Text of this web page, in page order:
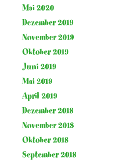
Mai 2020
Dezember 2019
November 2019
Oktober 2019
Juni 2019
Mai 2019
April 2019
Dezember 2018
November 2018
Oktober 2018
September 2018